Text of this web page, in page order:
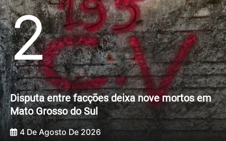
2
Disputa entre facções deixa nove mortos em
Mato Grosso do Sul
4 De Agosto De 2026